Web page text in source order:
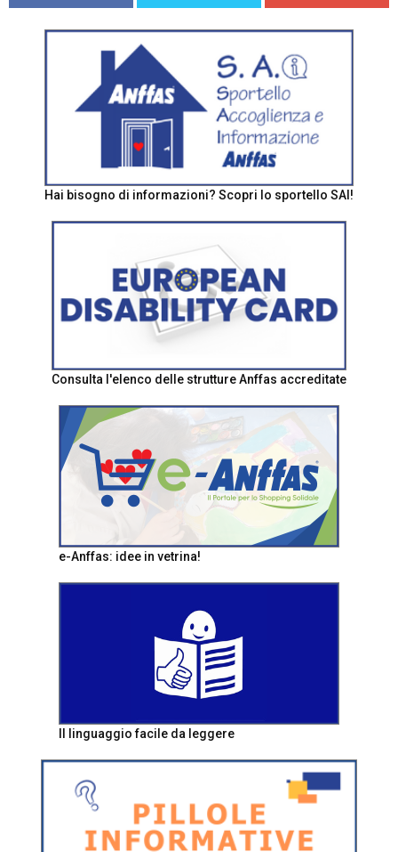
Hai bisogno di informazioni? Scopri lo sportello SAI!
Consulta l'elenco delle strutture Anffas accreditate
e-Anffas: idee in vetrina!
Il linguaggio facile da leggere